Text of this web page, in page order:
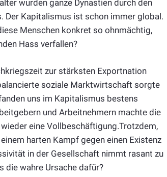
wurden ganze Dynastien durch den
Der Kapitalismus ist schon immer global.
Menschen konkret so ohnmächtig,
Hass verfallen?
zur stärksten Exportnation
soziale Marktwirtschaft sorgte
uns im Kapitalismus bestens
und Arbeitnehmern machte die
eine Vollbeschäftigung.Trotzdem,
harten Kampf gegen einen Existenz
in der Gesellschaft nimmt rasant zu
die wahre Ursache dafür?